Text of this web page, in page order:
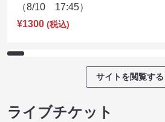
（8/10 17:45）
¥1300 (税込)
サイトを閲覧する
ライブチケット